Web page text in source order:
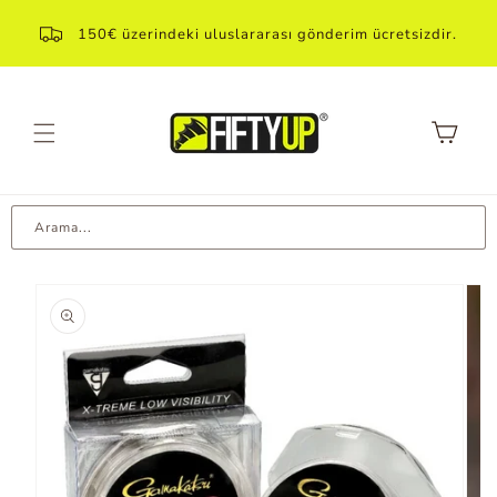
içeriğe
geçin
150€ üzerindeki uluslararası gönderim ücretsizdir.
Sepet
Arama...
bilgilerine
atla